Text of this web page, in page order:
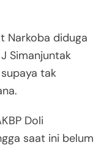
Narkoba diduga
Simanjuntak
tak
Doli
saat ini belum